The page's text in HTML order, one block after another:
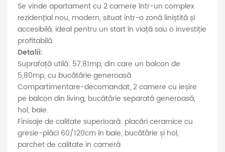
Se vinde apartament cu 2 camere într-un complex
rezidențial nou, modern, situat într-o zonă liniștită și
accesibilă, ideal pentru un start în viață sau o investiție
profitabilă.
Detalii:
Suprafață utilă: 57,81mp, din care un balcon de
5,80mp, cu bucătărie generoasă.
Compartimentare-decomandat, 2 camere cu ieșire
pe balcon din living, bucătărie separată generoasă,
hol, baie.
Finisaje de calitate superioară: placări ceramice cu
gresie-plăci 60/120cm în baie, bucătărie și hol,
parchet de calitate in cameră